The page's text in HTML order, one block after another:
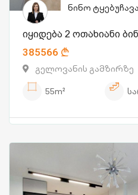
ნინო ტყებუჩავა
იყიდება 2 ოთახიანი
385566
გელოვანის გამზირზე
55m²